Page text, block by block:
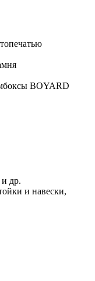
BOYARD
др.
и навески,